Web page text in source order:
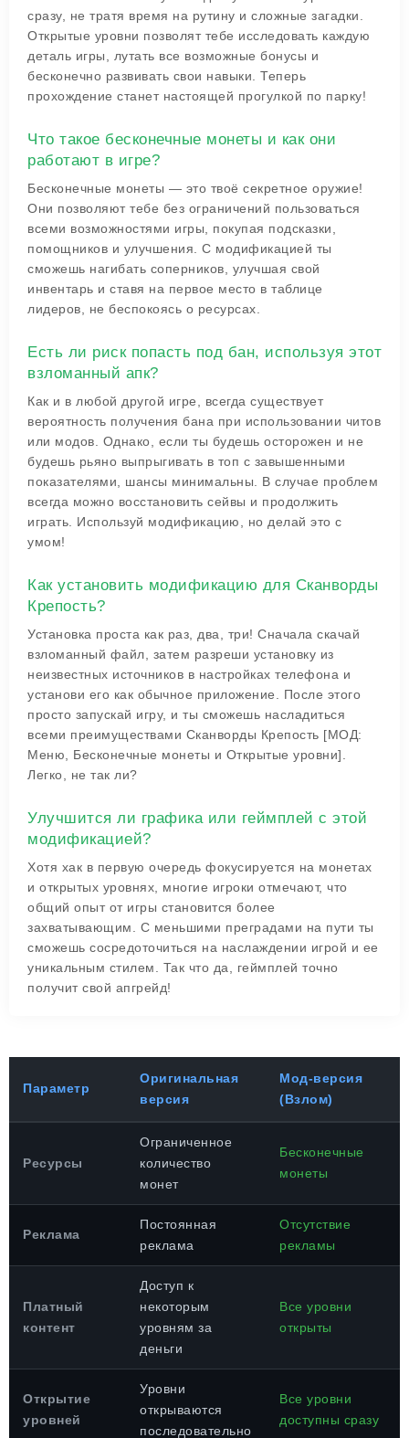
сразу, не тратя время на рутину и сложные загадки.
Открытые уровни позволят тебе исследовать каждую
деталь игры, лутать все возможные бонусы и
бесконечно развивать свои навыки. Теперь
прохождение станет настоящей прогулкой по парку!
Что такое бесконечные монеты и как они
работают в игре?
Бесконечные монеты — это твоё секретное оружие!
Они позволяют тебе без ограничений пользоваться
всеми возможностями игры, покупая подсказки,
помощников и улучшения. С модификацией ты
сможешь нагибать соперников, улучшая свой
инвентарь и ставя на первое место в таблице
лидеров, не беспокоясь о ресурсах.
Есть ли риск попасть под бан, используя этот
взломанный апк?
Как и в любой другой игре, всегда существует
вероятность получения бана при использовании читов
или модов. Однако, если ты будешь осторожен и не
будешь рьяно выпрыгивать в топ с завышенными
показателями, шансы минимальны. В случае проблем
всегда можно восстановить сейвы и продолжить
играть. Используй модификацию, но делай это с
умом!
Как установить модификацию для Сканворды
Крепость?
Установка проста как раз, два, три! Сначала скачай
взломанный файл, затем разреши установку из
неизвестных источников в настройках телефона и
установи его как обычное приложение. После этого
просто запускай игру, и ты сможешь насладиться
всеми преимуществами Сканворды Крепость [МОД:
Меню, Бесконечные монеты и Открытые уровни].
Легко, не так ли?
Улучшится ли графика или геймплей с этой
модификацией?
Хотя хак в первую очередь фокусируется на монетах
и открытых уровнях, многие игроки отмечают, что
общий опыт от игры становится более
захватывающим. С меньшими преградами на пути ты
сможешь сосредоточиться на наслаждении игрой и ее
уникальным стилем. Так что да, геймплей точно
получит свой апгрейд!
Параметр
Оригинальная
версия
Мод-версия
(Взлом)
Ресурсы
Ограниченное
количество
монет
Бесконечные
монеты
Реклама
Постоянная
реклама
Отсутствие
рекламы
Платный
контент
Доступ к
некоторым
уровням за
деньги
Все уровни
открыты
Открытие
уровней
Уровни
открываются
последовательно
Все уровни
доступны сразу